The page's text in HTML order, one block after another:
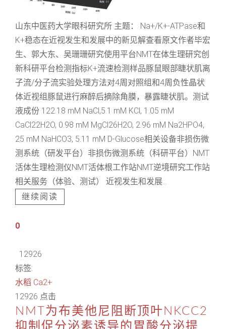
山东中医药大学眼科研究所 主题： Na+/K+-ATPase和
K+稳态在近视发生和发展中的新见解查看原文作者毕宏
生、郭大东、吴珊珊研究使用平台NMT在体生理研究创
新科研平台检测指标K+流速检测样品豚鼠眼部睫状肌离
子流/分子流实验处理方法对4周对照组和4周负性晶状
体近视组豚鼠进行麻醉后摘除角膜，暴露睫状肌。测试
液成份 122.18 mM NaCl,5.1 mM KCl, 1.05 mM
CaCl22H2O, 0.98 mM MgCl26H2O, 2.96 mM Na2HPO4,
25 mM NaHCO3, 5.11 mM D-Glucose相关设备非损伤微
测系统（研发平台）非损伤微测系统（科研平台）NMT
活体生理检测仪NMT活体根工作站NMT逆境研究工作站
相关服务（体验、测试） 近视发生和发展...
继续阅读
0
12926
标签:
水稻 Ca2+
12926 点击
NMT为布美他尼阻断顶叶NKCC2
抑制促分泌素诱导的胃酸分泌提